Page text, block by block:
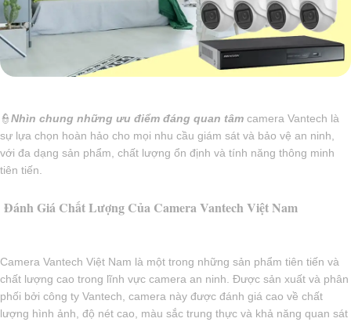
👮Nhìn chung những ưu điểm đáng quan tâm camera Vantech là
sự lựa chọn hoàn hảo cho mọi nhu cầu giám sát và bảo vệ an ninh,
với đa dạng sản phẩm, chất lượng ổn định và tính năng thông minh
tiên tiến.
Đánh Giá Chất Lượng Của Camera Vantech Việt Nam
Camera Vantech Việt Nam là một trong những sản phẩm tiên tiến và
chất lượng cao trong lĩnh vực camera an ninh. Được sản xuất và phân
phối bởi công ty Vantech, camera này được đánh giá cao về chất
lượng hình ảnh, độ nét cao, màu sắc trung thực và khả năng quan sát